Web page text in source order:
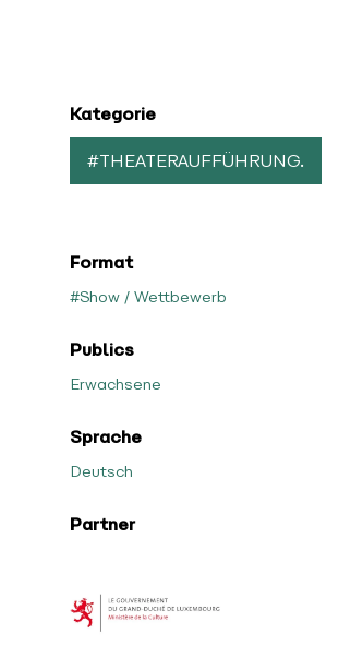
Kategorie
#THEATERAUFFÜHRUNG.
Format
#Show / Wettbewerb
Publics
Erwachsene
Sprache
Deutsch
Partner